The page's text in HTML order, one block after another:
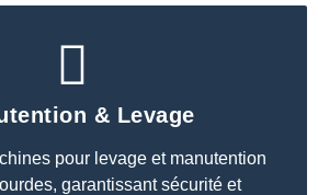
& Levage
pour levage et manutention
garantissant sécurité et